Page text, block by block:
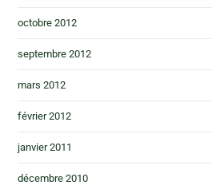
octobre 2012
septembre 2012
mars 2012
février 2012
janvier 2011
décembre 2010